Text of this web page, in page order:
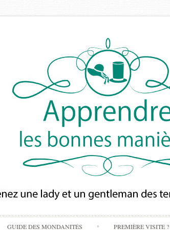
Skip
GUIDE DES MONDANITÉS PREMIÈRE VISITE ?